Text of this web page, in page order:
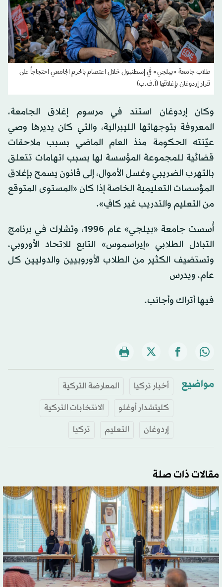
طلاب جامعة «بيلجي» في إسطنبول خلال اعتصام بالحرم الجامعي احتجاجاً على
قرار إردوغان بإغلاقها (أ.ف.ب)
وكان إردوغان استند في مرسوم إغلاق الجامعة،
المعروفة بتوجهاتها الليبرالية، والتي كان يديرها وصي
عيّنته الحكومة منذ العام الماضي بسبب ملاحقات
قضائية للمجموعة المؤسسة لها بسبب اتهامات تتعلق
بالتهرب الضريبي وغسل الأموال، إلى قانون يسمح بإغلاق
المؤسسات التعليمية الخاصة إذا كان «المستوى المتوقع
من التعليم والتدريب غير كافٍ».
أُسست جامعة «بيلجي» عام 1996، وتشارك في برنامج
التبادل الطلابي «إيراسموس» التابع للاتحاد الأوروبي،
وتستضيف الكثير من الطلاب الأوروبيين والدوليين كل
عام، ويدرس
فيها أتراك وأجانب.
مواضيع أخبار تركيا
المعارضة التركية
كليتشدار أوغلو
الانتخابات التركية
إردوغان
التعليم تركيا
مقالات ذات صلة